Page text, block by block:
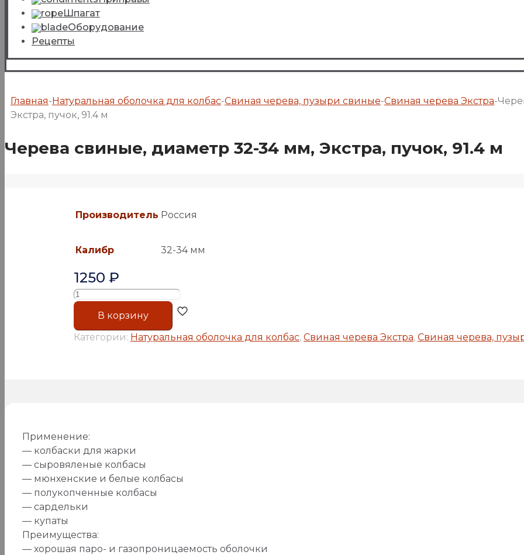
Шпагат
Оборудование
Рецепты
Главная-Натуральная оболочка для колбас-Свиная черева, пузыри свиные-Свиная черева Экстра-
Экстра, пучок, 91.4 м
Черева свиные, диаметр 32-34 мм, Экстра, пучок, 91.4 м
Производитель Россия
Калибр 32-34 мм
1250 ₽
Количество
товара
Черева
свиные,
91.4
м
В корзину
Категории: Натуральная оболочка для колбас, Свиная черева Экстра, Свиная черева,
Применение:
— колбаски для жарки
— сыровяленые колбасы
— мюнхенские и белые колбасы
— полукопченные колбасы
— сардельки
— купаты
Преимущества:
— хорошая паро- и газопроницаемость оболочки